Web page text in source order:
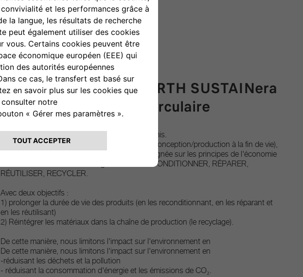
CONTACTER VOTRE
RÉPARATEUR AGRÉÉ
Pièces détachées ABARTH SUSTAINera
issues de l'économie circulaire
Durabilité, accessibilité et qualité sans compromis.
Tout au long du cycle de vie du véhicule (de la conception/production à la fin de vie),
nous avons développé une activité complète alignée sur les principes de l'économie
circulaire et basée sur la stratégie des 4R : RECONDITIONNER, RÉPARER,
RÉUTILISER, RECYCLER.
Avec deux objectifs :
1) prolonger la durée de vie des produits (en les reconditionnant, en les réparant et
en les réutilisant)
2) Réintégrer les matériaux dans la chaîne de production (le recyclage).
De cette manière, nous limitons l'impact sur l'environnement en
De cette manière, nous limitons l'impact sur l'environnement en
-réduisant les déchets et la pollution
- réduisant la consommation d'énergie et les émissions de CO₂.